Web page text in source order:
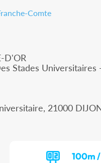
Comte
D'OR
Stades
21000
100m